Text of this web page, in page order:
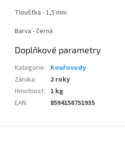
Tloušťka - 1,5 mm
Barva - černá
Doplňkové parametry
Kategorie: Kouřovody
Záruka:
2 roky
Hmotnost:
1 kg
EAN: 8594158751935